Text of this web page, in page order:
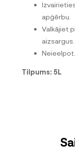
apģērbu.
Valkājiet
aizsargus.
Neieelpot.
Tilpums: 5L